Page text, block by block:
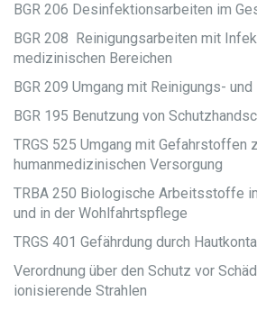
BGR 206 Desinfektionsarbeiten im
BGR 208 Reinigungsarbeiten mit
medizinischen Bereichen
BGR 209 Umgang mit Reinigungs-
BGR 195 Benutzung von
TRGS 525 Umgang mit Gefahrstoffen
humanmedizinischen Versorgung
TRBA 250 Biologische Arbeitsstoffe
und in der Wohlfahrtspflege
TRGS 401 Gefährdung durch
Verordnung über den Schutz vor
ionisierende Strahlen